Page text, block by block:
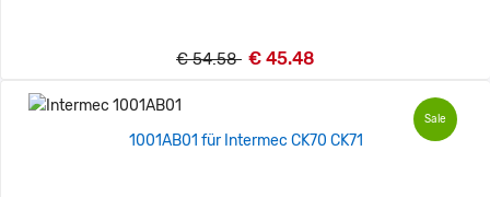
€ 54.58 € 45.48
Sale
1001AB01 für Intermec CK70 CK71